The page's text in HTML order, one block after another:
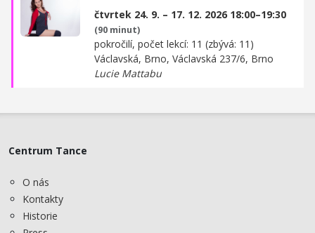
čtvrtek 24. 9. – 17. 12. 2026 18:00–19:30
(90 minut)
pokročilí, počet lekcí: 11 (zbývá: 11)
Václavská, Brno, Václavská 237/6, Brno
Lucie Mattabu
Centrum Tance
O nás
Kontakty
Historie